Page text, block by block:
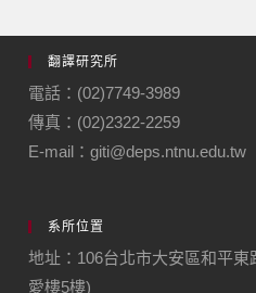
翻譯研究所
電話：(02)7749-3989
傳真：(02)2322-2259
E-mail：giti@deps.ntnu.edu.tw
系所位置
地址：106台北市大安區和平
愛樓5樓)